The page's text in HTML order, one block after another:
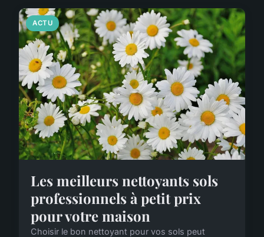
ACTU
Les meilleurs nettoyants sols
professionnels à petit prix
pour votre maison
Choisir le bon nettoyant pour vos sols peut